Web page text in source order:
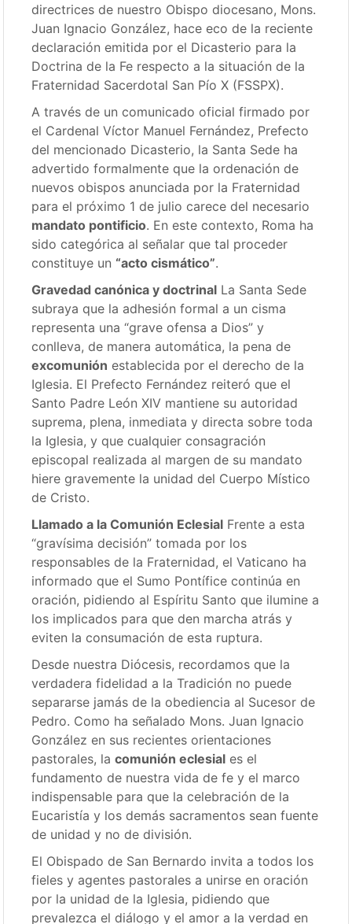
directrices de nuestro Obispo diocesano, Mons.
Juan Ignacio González, hace eco de la reciente
declaración emitida por el Dicasterio para la
Doctrina de la Fe respecto a la situación de la
Fraternidad Sacerdotal San Pío X (FSSPX).
A través de un comunicado oficial firmado por
el Cardenal Víctor Manuel Fernández, Prefecto
del mencionado Dicasterio, la Santa Sede ha
advertido formalmente que la ordenación de
nuevos obispos anunciada por la Fraternidad
para el próximo 1 de julio carece del necesario
mandato pontificio. En este contexto, Roma ha
sido categórica al señalar que tal proceder
constituye un “acto cismático”.
Gravedad canónica y doctrinal La Santa Sede
subraya que la adhesión formal a un cisma
representa una “grave ofensa a Dios” y
conlleva, de manera automática, la pena de
excomunión establecida por el derecho de la
Iglesia. El Prefecto Fernández reiteró que el
Santo Padre León XIV mantiene su autoridad
suprema, plena, inmediata y directa sobre toda
la Iglesia, y que cualquier consagración
episcopal realizada al margen de su mandato
hiere gravemente la unidad del Cuerpo Místico
de Cristo.
Llamado a la Comunión Eclesial Frente a esta
“gravísima decisión” tomada por los
responsables de la Fraternidad, el Vaticano ha
informado que el Sumo Pontífice continúa en
oración, pidiendo al Espíritu Santo que ilumine a
los implicados para que den marcha atrás y
eviten la consumación de esta ruptura.
Desde nuestra Diócesis, recordamos que la
verdadera fidelidad a la Tradición no puede
separarse jamás de la obediencia al Sucesor de
Pedro. Como ha señalado Mons. Juan Ignacio
González en sus recientes orientaciones
pastorales, lacomunión eclesial es el
fundamento de nuestra vida de fe y el marco
indispensable para que la celebración de la
Eucaristía y los demás sacramentos sean fuente
de unidad y no de división.
El Obispado de San Bernardo invita a todos los
fieles y agentes pastorales a unirse en oración
por la unidad de la Iglesia, pidiendo que
prevalezca el diálogo y el amor a la verdad en